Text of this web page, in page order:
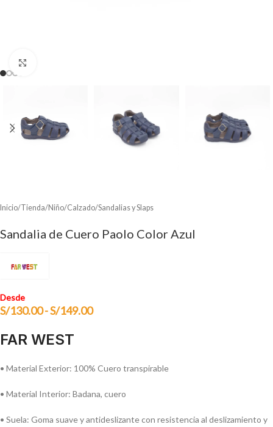
Inicio/Tienda/Niño/Calzado/Sandalias y Slaps
Sandalia de Cuero Paolo Color Azul
Desde
S/130.00-S/149.00
FAR WEST
• Material Exterior: 100% Cuero transpirable
• Material Interior: Badana, cuero
• Suela: Goma suave y antideslizante con resistencia al deslizamiento y